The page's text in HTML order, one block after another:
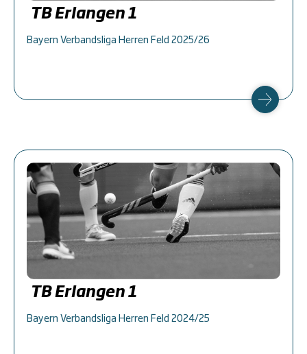
TB Erlangen 1
Bayern Verbandsliga Herren Feld 2025/26
TB Erlangen 1
Bayern Verbandsliga Herren Feld 2024/25